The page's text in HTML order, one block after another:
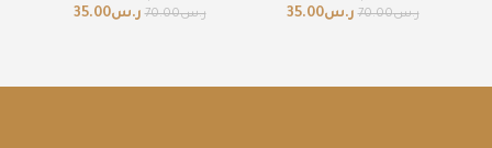
ر.س70.00 ر.س35.00 ر.س70.00 ر.س35.00